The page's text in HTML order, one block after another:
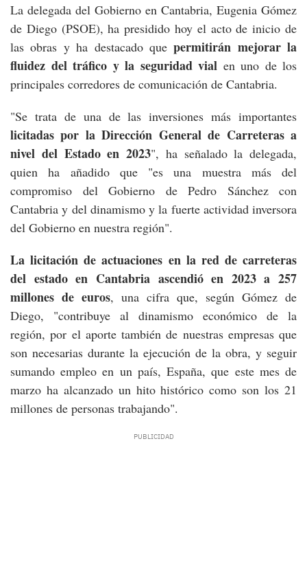
La delegada del Gobierno en Cantabria, Eugenia Gómez
de Diego (PSOE), ha presidido hoy el acto de inicio de
las obras y ha destacado quepermitirán mejorar la
fluidez del tráfico y la seguridad vial en uno de los
principales corredores de comunicación de Cantabria.
"Se trata de una de las inversiones más importantes
licitadas por la Dirección General de Carreteras a
nivel del Estado en 2023", ha señalado la delegada,
quien ha añadido que "es una muestra más del
compromiso del Gobierno de Pedro Sánchez con
Cantabria y del dinamismo y la fuerte actividad inversora
del Gobierno en nuestra región".
La licitación de actuaciones en la red de carreteras
del estado en Cantabria ascendió en 2023 a 257
millones de euros, una cifra que, según Gómez de
Diego, "contribuye al dinamismo económico de la
región, por el aporte también de nuestras empresas que
son necesarias durante la ejecución de la obra, y seguir
sumando empleo en un país, España, que este mes de
marzo ha alcanzado un hito histórico como son los 21
millones de personas trabajando".